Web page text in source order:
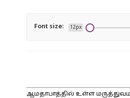
Font size: 12px
ஆமதாபாத்தில் உள்ள